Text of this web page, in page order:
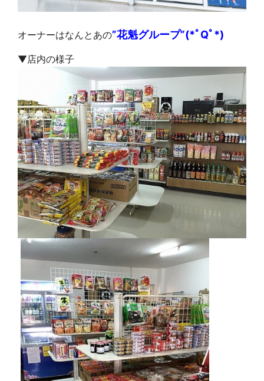
オーナーはなんとあの”花魁グループ”(*ﾟQﾟ*)
▼店内の様子